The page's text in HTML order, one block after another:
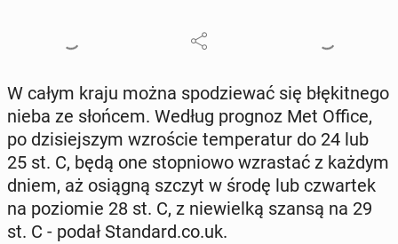
W całym kraju można spo­dzie­wać się błę­kit­ne­go
nieba ze słońcem. Według prognoz Met Office,
po dzi­siej­szym wzro­ście tem­pe­ra­tur do 24 lub
25 st. C, będą one stop­nio­wo wzra­stać z każdym
dniem, aż osiągną szczyt w środę lub czwar­tek
na po­zio­mie 28 st. C, z nie­wiel­ką szansą na 29
st. C - podał Stan­dard.co.uk.